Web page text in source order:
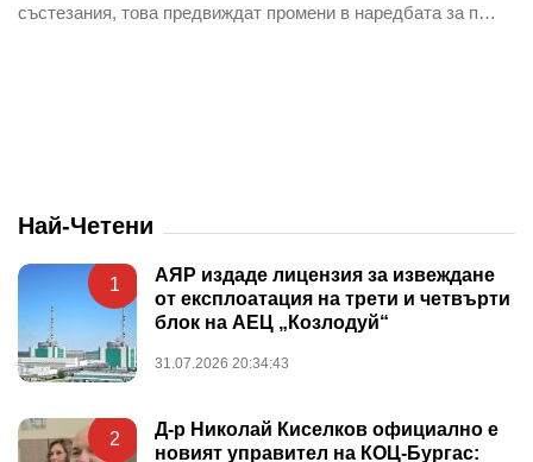
състезания, това предвиждат промени в наредбата за п…
Най-Четени
1
АЯР издаде лицензия за извеждане
от експлоатация на трети и четвърти
блок на АЕЦ „Козлодуй“
31.07.2026 20:34:43
2
Д-р Николай Киселков официално е
новият управител на КОЦ-Бургас: